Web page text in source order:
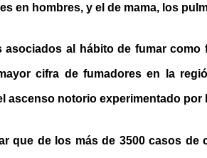
en hombres, y el de mama, los
asociados al hábito de fumar como
cifra de fumadores en la
ascenso notorio experimentado por
que de los más de 3500 casos